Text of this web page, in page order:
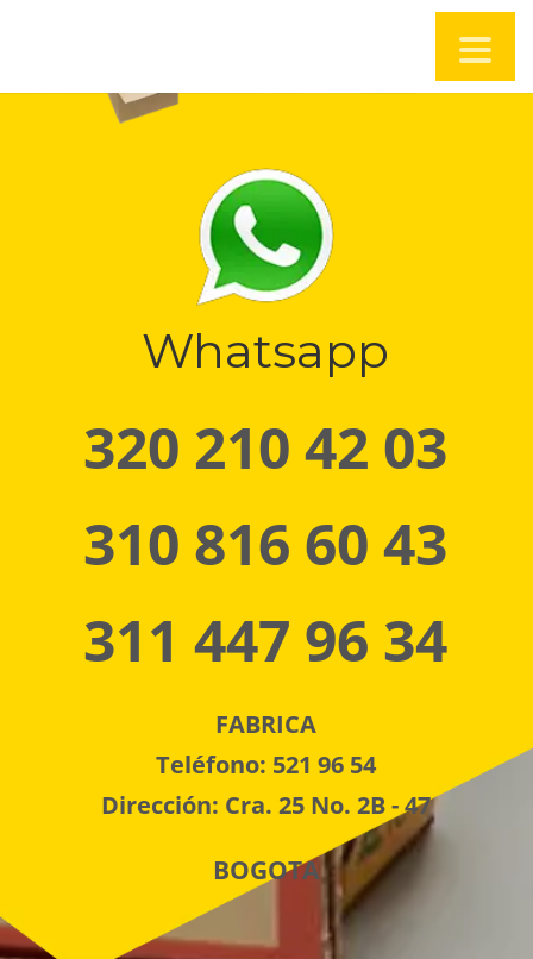
Whatsapp
320 210 42 03
310 816 60 43
311 447 96 34
FABRICA
Teléfono: 521 96 54
Dirección: Cra. 25 No. 2B - 47
BOGOTA